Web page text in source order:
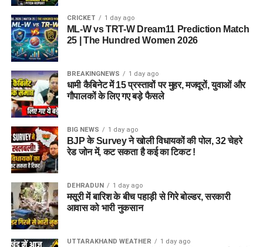
है, जहां वे खुद को सुरक्षित, सम्मानित और परिवार का हिस्सा महसूस कर
सकें।
5 एकड़ जमीन की हो रही है तलाश
आलंबन गांव विकसित करने के लिए करीब 5 एकड़ जमीन की आवश्यकता
बताई गई है। विभाग की पहली प्राथमिकता देहरादून जिले या उसके
आसपास जमीन तलाशने की थी, लेकिन फिलहाल उपयुक्त जमीन उपलब्ध
नहीं हो पाई है। अब विभाग की ओर से हरिद्वार और आसपास के क्षेत्रों में
जमीन की तलाश की जा रही है। अधिकारियों को उम्मीद है कि हरिद्वार में
इसके लिए उपयुक्त जमीन मिल सकती है।
इसके अलावा उत्तरकाशी जिले के चिन्यालीसौड़ में भी एक जमीन को लेकर
संभावनाएं देखी जा रही हैं। विभाग यह जांच कर रहा है कि वहां की जमीन
और परिस्थितियां आलंबन गांव के निर्माण के लिए उपयुक्त हैं या नहीं।
महिलाओं और बच्चों को मिलेगा नया जीवन
CRICKET 1 day ago
ML-W vs TRT-W Dream11 Prediction Match
25 | The Hundred Women 2026
BREAKINGNEWS 1 day ago
धामी कैबिनेट में 15 प्रस्तावों पर मुहर, मजदूरों, युवाओं और
गौपालकों के लिए गए बड़े फैसले
BIG NEWS 1 day ago
BJP के Survey ने खोली विधायकों की पोल, 32 चेहरे
रेड जोन में, कट सकता है कई का टिकट !
DEHRADUN 1 day ago
मसूरी में बारिश के बीच पहाड़ी से गिरे बोल्डर, सरकारी
आवास को भारी नुकसान
UTTARAKHAND WEATHER 1 day ago